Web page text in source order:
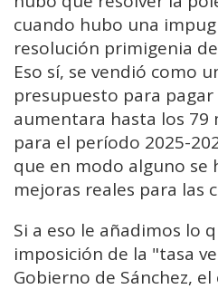
cuando hubo una
resolución primigenia
Eso sí, se vendió como
presupuesto para
aumentara hasta los 79
para el período 2025-
que en modo alguno se
mejoras reales para las
Si a eso le añadimos lo
imposición de la "tasa
Gobierno de Sánchez,